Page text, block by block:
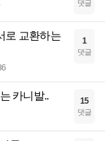
댓글
로 교환하는
1
댓글
카니발.. 15
댓글